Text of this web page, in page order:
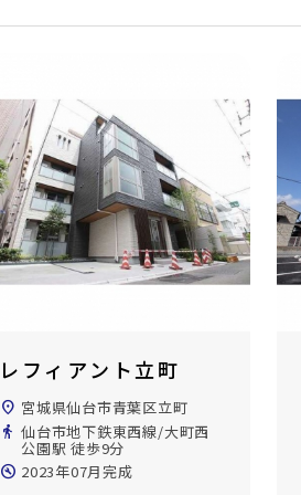
ラコリーヌ エスポ
ワール
location_on 宮城県仙台市青葉区東照宮1
丁目
directions_walk 仙山線/東照宮駅 徒歩10分